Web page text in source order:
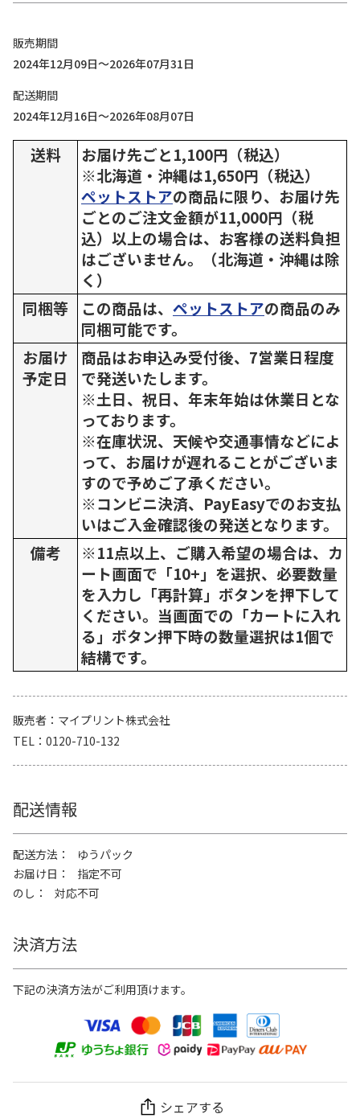
販売期間
2024年12月09日～2026年07月31日
配送期間
2024年12月16日～2026年08月07日
送料
お届け先ごと1,100円（税込）
※北海道・沖縄は1,650円（税込）
ペットストアの商品に限り、お届け先
ごとのご注文金額が11,000円（税
込）以上の場合は、お客様の送料負担
はございません。（北海道・沖縄は除
く）
同梱等
この商品は、 ペットストアの商品のみ
同梱可能です。
お届け
予定日
商品はお申込み受付後、7営業日程度
で発送いたします。
※土日、祝日、年末年始は休業日とな
っております。
※在庫状況、天候や交通事情などによ
って、お届けが遅れることがございま
すので予めご了承ください。
※コンビニ決済、PayEasyでのお支払
いはご入金確認後の発送となります。
備考
※11点以上、ご購入希望の場合は、カ
ート画面で「10+」を選択、必要数量
を入力し「再計算」ボタンを押下して
ください。当画面での「カートに入れ
る」ボタン押下時の数量選択は1個で
結構です。
販売者
マイプリント株式会社
TEL
0120-710-132
配送情報
配送方法
ゆうパック
お届け日
指定不可
のし
対応不可
決済方法
下記の決済方法がご利用頂けます。
シェアする